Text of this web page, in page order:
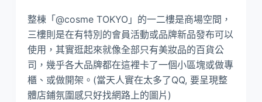
整棟「@cosme TOKYO」的一二樓是商場空間，
三樓則是在有特別的會員活動或品牌新品發布可以
使用，其實逛起來就像全部只有美妝品的百貨公
司，幾乎各大品牌都在這裡卡了一個小區塊或做專
櫃、或做開架。(當天人實在太多了QQ, 要呈現整
體店鋪氛圍感只好找網路上的圖片)